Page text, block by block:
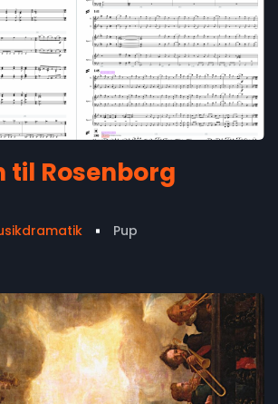
til Rosenborg
Pup